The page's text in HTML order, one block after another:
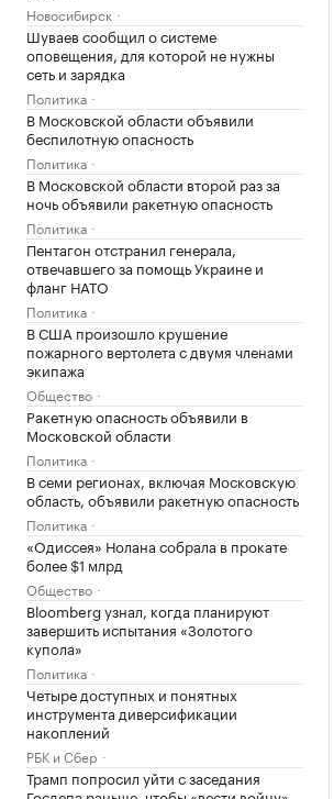
Новосибирск
Шуваев сообщил о системе
оповещения, для которой не нужны
сеть и зарядка
Политика
В Московской области объявили
беспилотную опасность
Политика
В Московской области второй раз за
ночь объявили ракетную опасность
Политика
Пентагон отстранил генерала,
отвечавшего за помощь Украине и
фланг НАТО
Политика
В США произошло крушение
пожарного вертолета с двумя членами
экипажа
Общество
Ракетную опасность объявили в
Московской области
Политика
В семи регионах, включая Московскую
область, объявили ракетную опасность
Политика
«Одиссея» Нолана собрала в прокате
более $1 млрд
Общество
Bloomberg узнал, когда планируют
завершить испытания «Золотого
купола»
Политика
Четыре доступных и понятных
инструмента диверсификации
накоплений
РБК и Сбер
Трамп попросил уйти с заседания